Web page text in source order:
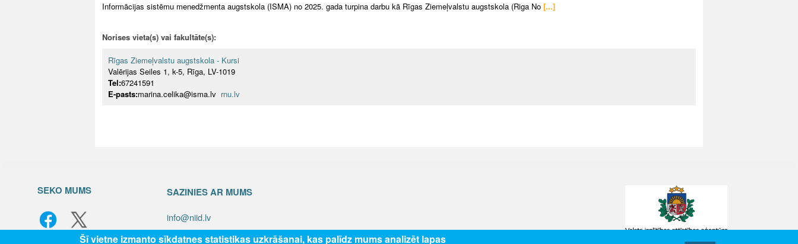
Informācijas sistēmu menedžmenta augstskola (ISMA) no 2025. gada turpina darbu kā Rīgas Ziemeļvalstu augstskola (Riga No [...]
Norises vieta(s) vai fakultāte(s):
Rīgas Ziemeļvalstu augstskola - Kursi
Valērijas Seiles 1, k-5, Rīga, LV-1019
Tel:67241591
E-pasts:marina.celika@isma.lv rnu.lv
SEKO MUMS SAZINIES AR MUMS
info@niid.lv
Šī vietne izmanto sīkdatnes statistikas uzkrāšanai, kas palīdz mums analizēt lapas